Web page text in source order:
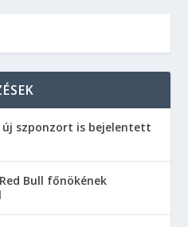
szponzort is bejelentett
Bull főnökének